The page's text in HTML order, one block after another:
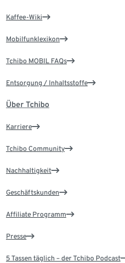
Kaffee-Wiki
Mobilfunklexikon
Tchibo MOBIL FAQs
Entsorgung / Inhaltsstoffe
Über Tchibo
Karriere
Tchibo Community
Nachhaltigkeit
Geschäftskunden
Affiliate Programm
Presse
5 Tassen täglich – der Tchibo Podcast